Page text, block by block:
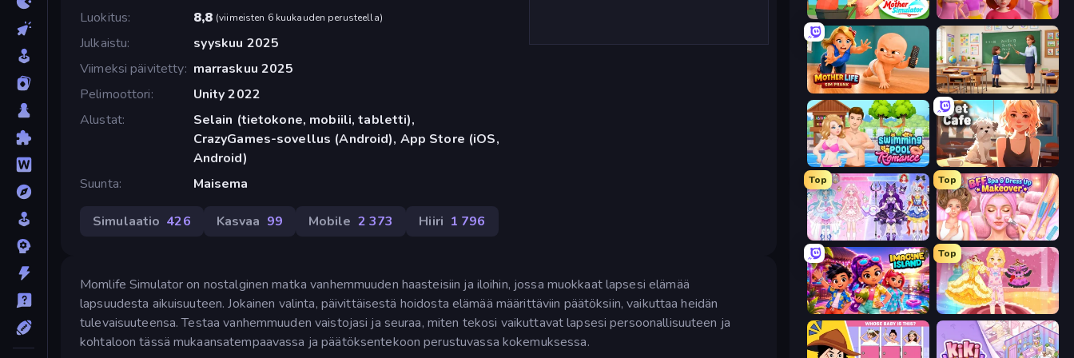
Luokitus
8,8 (viimeisten 6 kuukauden perusteella)
Julkaistu
syyskuu 2025
Viimeksi päivitetty marraskuu 2025
Pelimoottori
Unity 2022
Alustat
Selain (tietokone, mobiili, tabletti),
CrazyGames-sovellus (Android), App Store (iOS,
Android)
Suunta
Maisema
Simulaatio 426 Kasvaa 99 Mobile 2 373 Hiiri 1 796
Momlife Simulator on nostalginen matka vanhemmuuden haasteisiin ja iloihin, jossa muokkaat lapsesi elämää
lapsuudesta aikuisuuteen. Jokainen valinta, päivittäisestä hoidosta elämää määrittäviin päätöksiin, vaikuttaa heidän
tulevaisuuteensa. Testaa vanhemmuuden vaistojasi ja seuraa, miten tekosi vaikuttavat lapsesi persoonallisuuteen ja
kohtaloon tässä mukaansatempaavassa ja päätöksentekoon perustuvassa kokemuksessa.
Pregnant Mother Simulator
Mother Life Simulator: Prank High School Teacher Simulator
Swimming Pool Romance Pet Cafe
Top
Idol Livestream: Fashion Game
Top
BFF Makeover - Spa & Dress Up
Imagine Island
Top
Royal Glow Princess Makeover